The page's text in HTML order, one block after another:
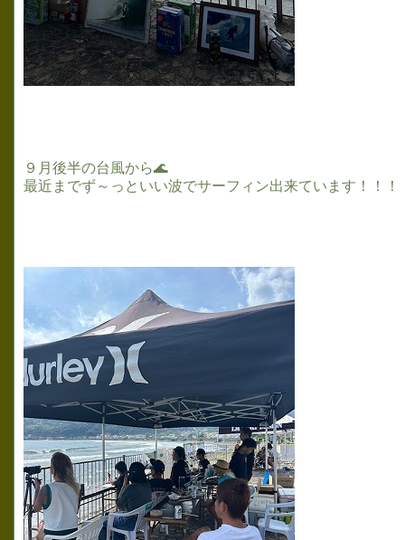
９月後半の台風から🌊
最近までず～っといい波でサーフィン出来ています！！！